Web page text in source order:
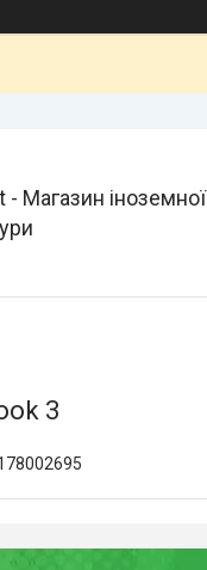
- Магазин іноземної
3